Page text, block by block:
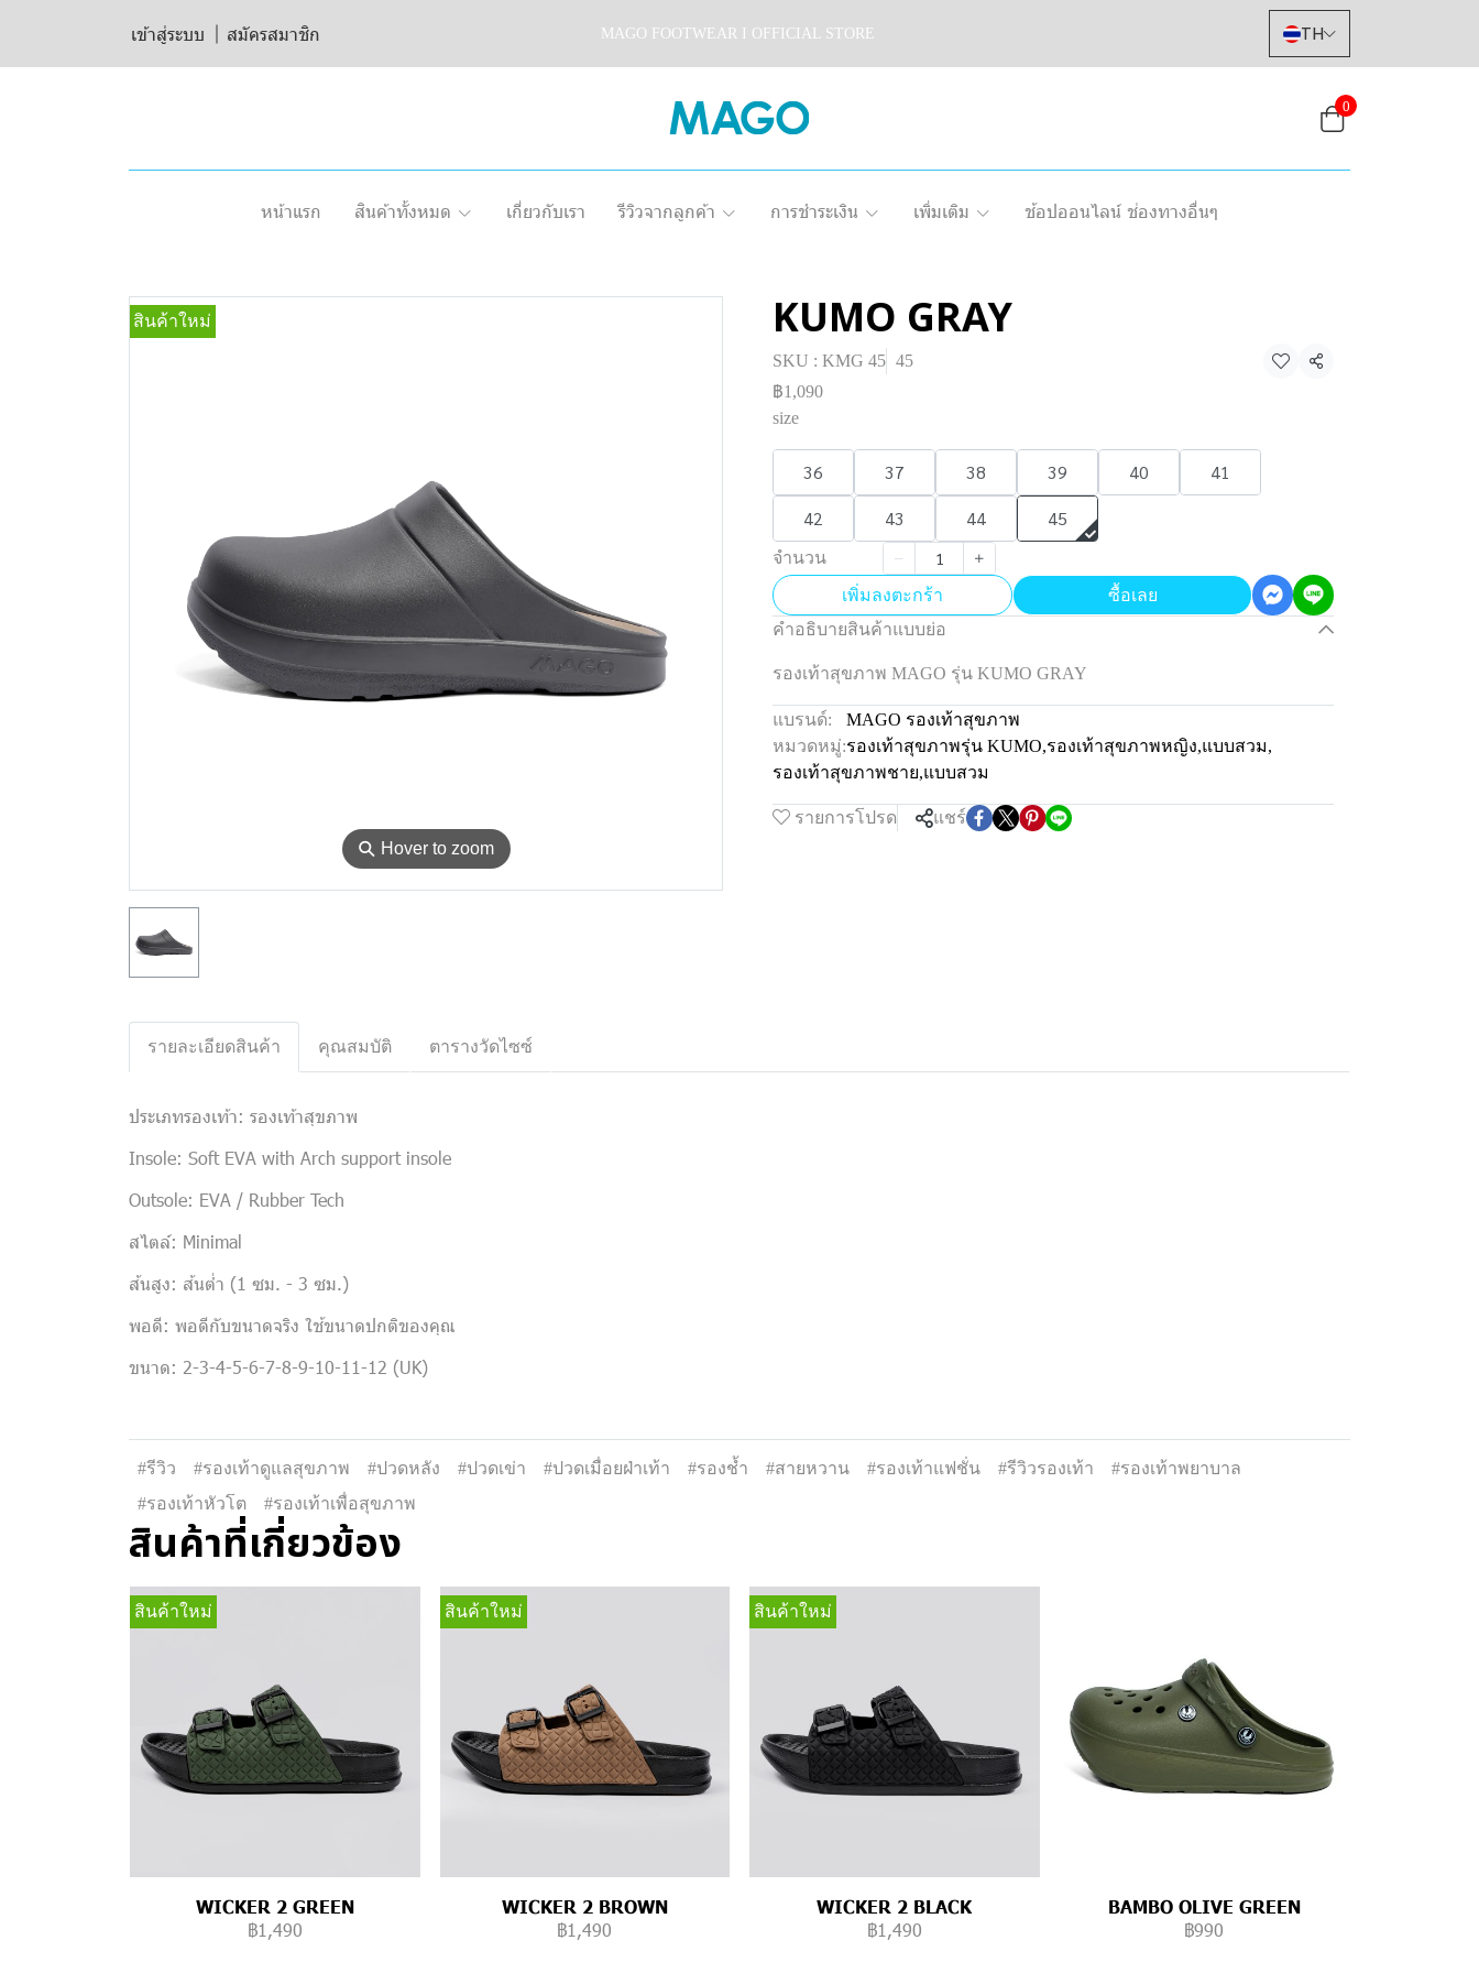
เข้าสู่ระบบ สมัครสมาชิก MAGO FOOTWEAR I OFFICIAL STORE TH
0
หน้าแรก สินค้าทั้งหมด เกี่ยวกับเรา รีวิวจากลูกค้า การชำระเงิน เพิ่มเติม ช้อปออนไลน์ ช่องทางอื่นๆ
⚲ Hover to zoom
สินค้าใหม่ KUMO GRAY
SKU : KMG 45 45
แชร์
฿1,090
size
36 37 38 39 40
41
42
43 44 45
จำนวน
เพิ่มลงตะกร้า
ซื้อเลย
คำอธิบายสินค้าแบบย่อ
รองเท้าสุขภาพ MAGO รุ่น KUMO GRAY
แบรนด์:
MAGO รองเท้าสุขภาพ
หมวดหมู่:รองเท้าสุขภาพรุ่น KUMO,รองเท้าสุขภาพหญิง,แบบสวม,
รองเท้าสุขภาพชาย,แบบสวม
รายการโปรด แชร์
รายละเอียดสินค้า คุณสมบัติ ตารางวัดไซซ์
ประเภทรองเท้า: รองเท้าสุขภาพ
Insole: Soft EVA with Arch support insole
Outsole: EVA / Rubber Tech
สไตล์: Minimal
ส้นสูง: ส้นต่ำ (1 ซม. - 3 ซม.)
พอดี: พอดีกับขนาดจริง ใช้ขนาดปกติของคุณ
ขนาด: 2-3-4-5-6-7-8-9-10-11-12 (UK)
#รีวิว #รองเท้าดูแลสุขภาพ #ปวดหลัง #ปวดเข่า #ปวดเมื่อยฝ่าเท้า #รองช้ำ #สายหวาน #รองเท้าแฟชั่น #รีวิวรองเท้า
#รองเท้าพยาบาล
#รองเท้าหัวโต
#รองเท้าเพื่อสุขภาพ
สินค้าที่เกี่ยวข้อง
สินค้าใหม่
WICKER 2 GREEN
฿1,490
สินค้าใหม่
WICKER 2 BROWN
฿1,490
สินค้าใหม่
WICKER 2 BLACK
฿1,490
BAMBO OLIVE GREEN
฿990